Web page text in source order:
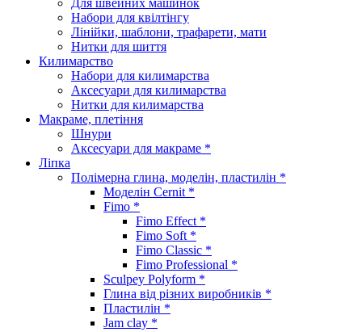
Набори для квілтінгу
Лінійки, шаблони, трафарети, мати
Нитки для шиття
Килимарство
Набори для килимарства
Аксесуари для килимарства
Нитки для килимарства
Макраме, плетіння
Шнури
Аксесуари для макраме *
Ліпка
Полімерна глина, моделін, пластилін *
Моделін Cernit *
Fimo *
Fimo Effect *
Fimo Soft *
Fimo Classic *
Fimo Professional *
Sculpey Polyform *
Глина від різних виробників *
Пластилін *
Jam clay *